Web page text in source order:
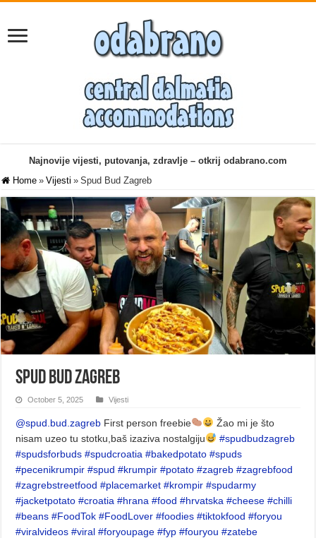
Najnovije vijesti, putovanja, zdravlje – otkrij odabrano.com
Home » Vijesti » Spud Bud Zagreb
Spud Bud Zagreb
October 5, 2025 Vijesti
@spud.bud.zagreb First person freebie
Žao mi je što
nisam uzeo tu stotku,baš izaziva nostalgiju
#spudbudzagreb
#spudsforbuds #spudcroatia #bakedpotato #spuds
#pecenikrumpir #spud #krumpir #potato #zagreb #zagrebfood
#zagrebstreetfood #placemarket #krompir #spudarmy
#jacketpotato #croatia #hrana #food #hrvatska #cheese #chilli
#beans #FoodTok #FoodLover #foodies #tiktokfood #foryou
#viralvideos #viral #foryoupage #fyp #fouryou #zatebe